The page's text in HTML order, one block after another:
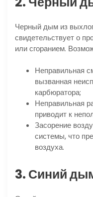
Черный дым из
свидетельствует о
или сгоранием.
Неправильная
вызванная
карбюратора;
Неправильная
приводит к
Засорение
системы, что
воздуха.
3. Синий